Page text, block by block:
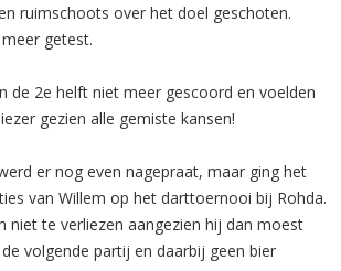
ruimschoots over het doel geschoten.
getest.
de 2e helft niet meer gescoord en voelden
gezien alle gemiste kansen!
er nog even nagepraat, maar ging het
van Willem op het darttoernooi bij Rohda.
niet te verliezen aangezien hij dan moest
volgende partij en daarbij geen bier